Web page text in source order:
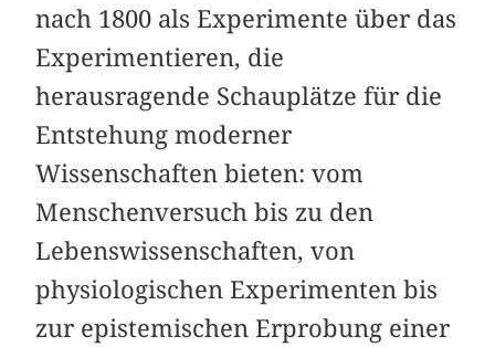
nach 1800 als Experimente über das
Experimentieren, die
herausragende Schauplätze für die
Entstehung moderner
Wissenschaften bieten: vom
Menschenversuch bis zu den
Lebenswissenschaften, von
physiologischen Experimenten bis
zur epistemischen Erprobung einer